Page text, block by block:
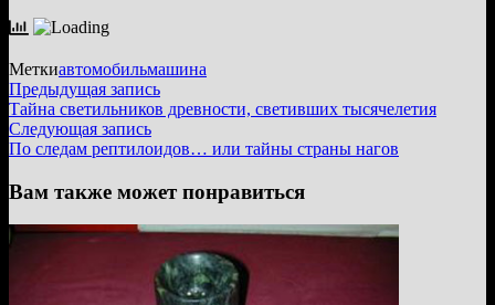
Меткиавтомобильмашина
Навигация
по
записям
Предыдущая записьПредыдущая
запись:
Тайна светильников древности, светивших тысячелетия
Следующая записьСледующая
запись:
По следам рептилоидов… или тайны страны нагов
Вам также может понравиться